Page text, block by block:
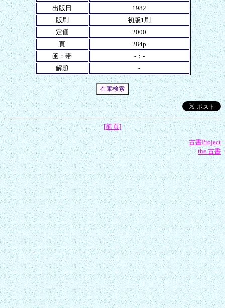
出版日
1982
版刷
初版1刷
定価
2000
頁
284p
函：帯
-：-
解題
-
[前頁]
古書Project
the 古書